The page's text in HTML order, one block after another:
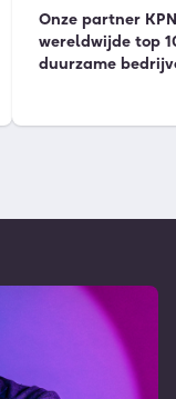
Onze partner
wereldwijde top
duurzame